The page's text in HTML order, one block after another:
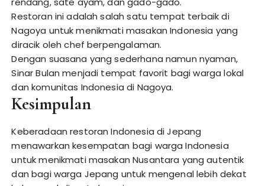
Restoran ini adalah salah satu tempat terbaik di
Nagoya untuk menikmati masakan Indonesia yang
diracik oleh chef berpengalaman.
Dengan suasana yang sederhana namun nyaman,
Sinar Bulan menjadi tempat favorit bagi warga lokal
dan komunitas Indonesia di Nagoya.
Kesimpulan
Keberadaan restoran Indonesia di Jepang
menawarkan kesempatan bagi warga Indonesia
untuk menikmati masakan Nusantara yang autentik
dan bagi warga Jepang untuk mengenal lebih dekat